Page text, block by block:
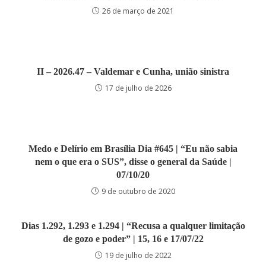
26 de março de 2021
II – 2026.47 – Valdemar e Cunha, união sinistra
17 de julho de 2026
Medo e Delírio em Brasília Dia #645 | “Eu não sabia
nem o que era o SUS”, disse o general da Saúde |
07/10/20
9 de outubro de 2020
Dias 1.292, 1.293 e 1.294 | “Recusa a qualquer limitação
de gozo e poder” | 15, 16 e 17/07/22
19 de julho de 2022